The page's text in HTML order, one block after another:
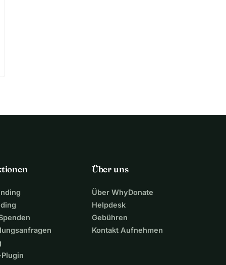
Über uns
Über WhyDonate
Helpdesk
Gebühren
Kontakt Aufnehmen